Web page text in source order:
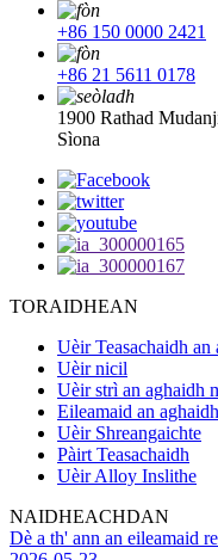
+86 150 0000 2421
+86 21 5611 0178
1900 Rathad
Sìona
TORAIDHEAN
Uèir Teasachaidh an
Uèir nicil
Uèir strì an aghaidh
Eileamaid an aghaidh
Uèir Shreangaichte
Pàirt Teasachaidh
Uèir Alloy Inslithe
NAIDHEACHDAN
Dè a th' ann an eileamaid